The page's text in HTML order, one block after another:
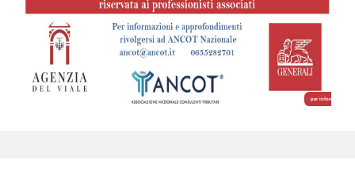
per informazioni